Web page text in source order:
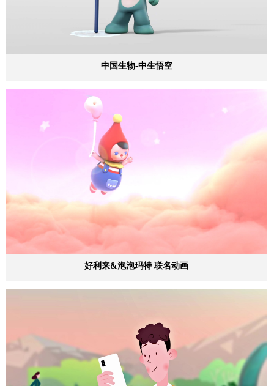
中国生物-中生悟空
好利来&泡泡玛特 联名动画